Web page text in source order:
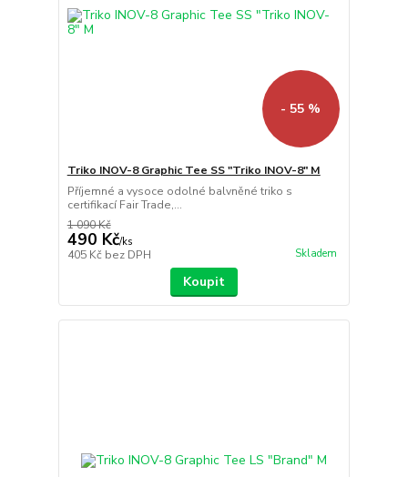
- 55 %
Triko INOV-8 Graphic Tee SS "Triko INOV-8" M
Příjemné a vysoce odolné balvněné triko s
certifikací Fair Trade,...
1 090 Kč
490 Kč/ks
405 Kč bez DPH Skladem
Koupit